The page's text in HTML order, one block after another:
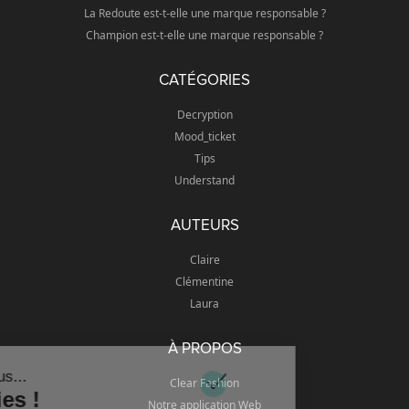
nous...
!
La Redoute est-t-elle une marque responsable ?
Champion est-t-elle une marque responsable ?
CATÉGORIES
Decryption
Mood_ticket
Tips
Understand
AUTEURS
Claire
Clémentine
Laura
À PROPOS
Clear Fashion
Notre application Web